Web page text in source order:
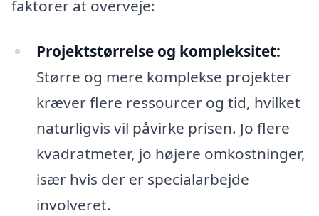
faktorer at overveje:
Projektstørrelse og kompleksitet:
Større og mere komplekse projekter
kræver flere ressourcer og tid, hvilket
naturligvis vil påvirke prisen. Jo flere
kvadratmeter, jo højere omkostninger,
især hvis der er specialarbejde
involveret.